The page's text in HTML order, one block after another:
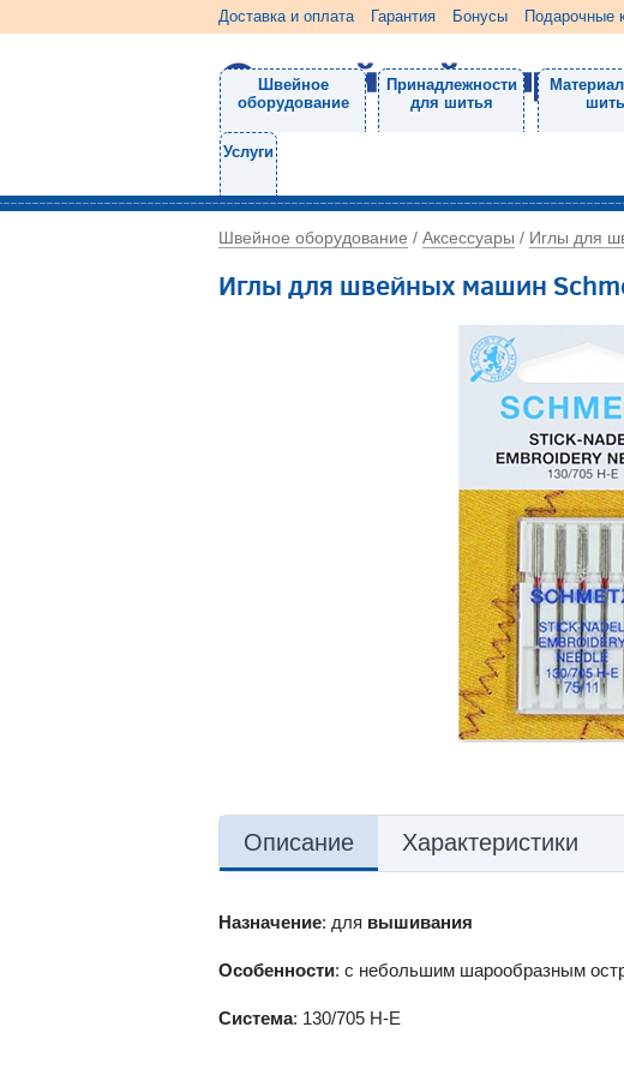
Доставка и оплата Гарантия Бонусы Подарочные
Швейное
оборудование
Принадлежности
для шитья
Услуги
Швейное оборудование / Аксессуары / Иглы для
Иглы для швейных машин
Описание Характеристики
Назначение: для вышивания
Особенности: с небольшим шарообразным
Система: 130/705 H-E